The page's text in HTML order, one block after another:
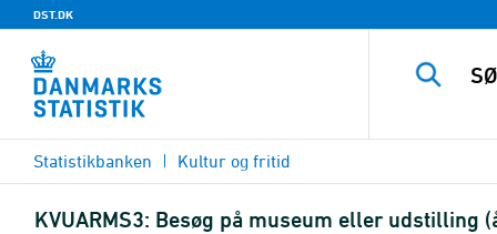
DST.DK
Statistikbanken Kultur og fritid
KVUARMS3: Besøg på museum eller udstilling